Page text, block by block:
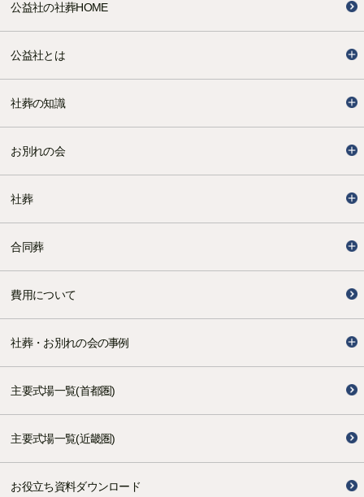
公益社の社葬HOME
公益社とは
社葬の知識
お別れの会
社葬
合同葬
費用について
社葬・お別れの会の事例
主要式場一覧(首都圏)
主要式場一覧(近畿圏)
お役立ち資料ダウンロード